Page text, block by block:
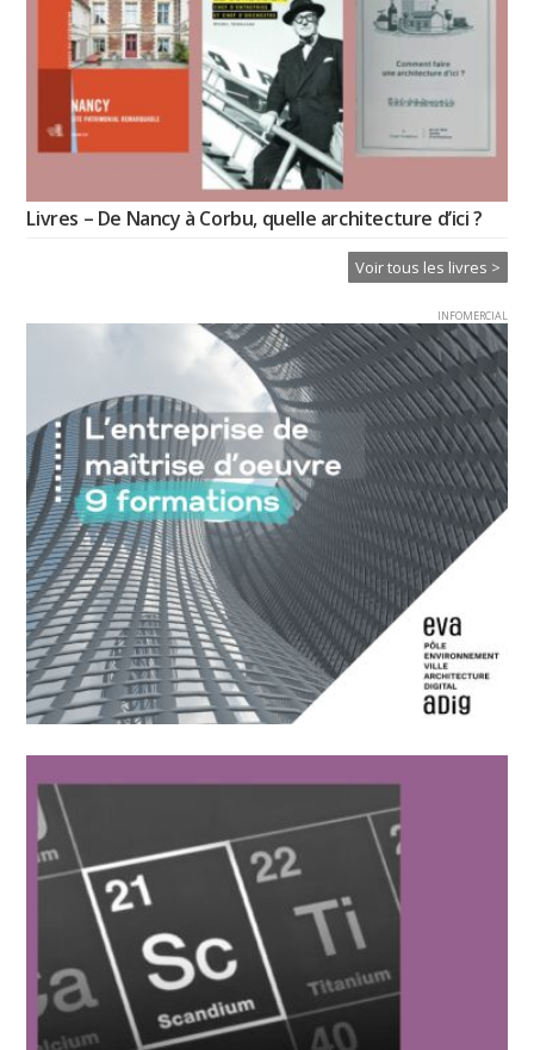
Livres – De Nancy à Corbu, quelle architecture d’ici ?
Voir tous les livres >
INFOMERCIAL